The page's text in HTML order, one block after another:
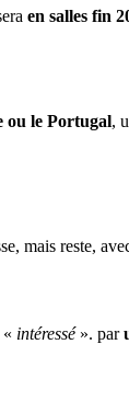
en salles fin
ou le Portugal,
mais reste,
intéressé ». par